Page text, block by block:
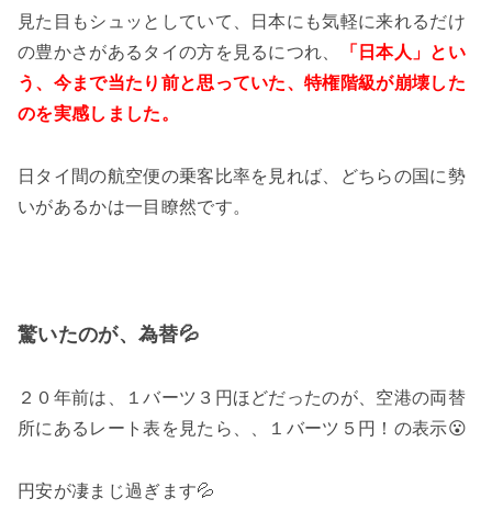
見た目もシュッとしていて、日本にも気軽に来れるだけ
の豊かさがあるタイの方を見るにつれ、
「日本人」とい
う、今まで当たり前と思っていた、特権階級が崩壊した
のを実感しました。
日タイ間の航空便の乗客比率を見れば、どちらの国に勢
いがあるかは一目瞭然です。
驚いたのが、為替💦
２０年前は、１バーツ３円ほどだったのが、空港の両替
所にあるレート表を見たら、、１バーツ５円！の表示😮
円安が凄まじ過ぎます💦